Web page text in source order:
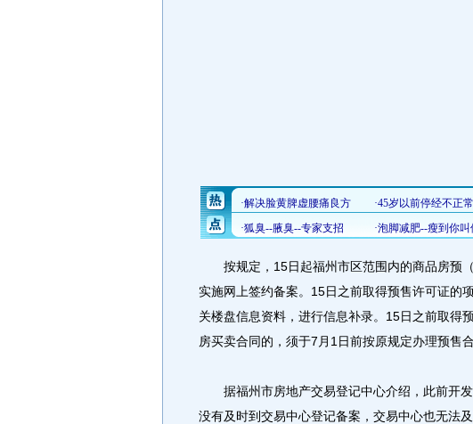
按规定，15日起福州市区范围内的商品房预
实施网上签约备案。15日之前取得预售许可证的
关楼盘信息资料，进行信息补录。15日之前取得
房买卖合同的，须于7月1日前按原规定办理预售
据福州市房地产交易登记中心介绍，此前开发
没有及时到交易中心登记备案，交易中心也无法